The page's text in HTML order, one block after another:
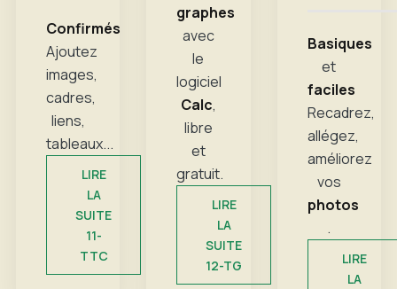
Confirmés
Ajoutez
images,
cadres,
liens,
tableaux...
LIRE
LA
SUITE
11-
TTC
graphes
avec
le
logiciel
Calc,
libre
et
gratuit.
LIRE
LA
SUITE
12-TG
Basiques
et
faciles
Recadrez,
allégez,
améliorez
vos
photos
.
LIRE
LA